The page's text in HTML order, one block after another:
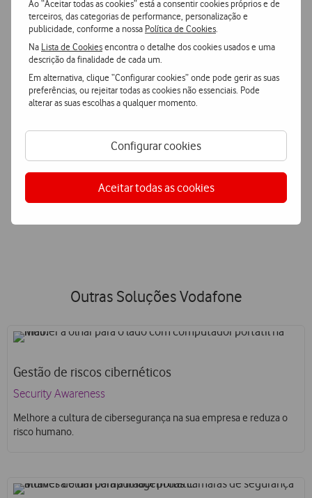
Ao “Aceitar todas as cookies” está a consentir cookies próprios e de
terceiros, das categorias de performance, personalização e
publicidade, conforme a nossa Política de Cookies
Na Lista de Cookiesencontra o detalhe dos cookies usados e uma
descrição da finalidade de cada um.
Em alternativa, clique “Configurar cookies” onde pode gerir as suas
preferências, ou rejeitar todas as cookies não essenciais. Pode
alterar as suas escolhas a qualquer momento.
Configurar cookies
Aceitar todas as cookies
Suporteespecializado
lo a configurar e a tirar o máximo partido da solução.
Simplificação de processos
Proporcionamos um processo de compra mais fácil, um
serviço de consultoria e uma fatura única para todas as
soluções que o seu negócio precisa.
Outras Soluções Vodafone
Gestão de riscos cibernéticos
Security Awareness
Melhore a cultura de cibersegurança na sua empresa e reduza o
risco humano.